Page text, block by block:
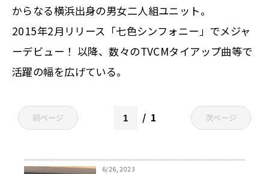
からなる横浜出身の男女二人組ユニット。
2015年2月リリース「七色シンフォニー」でメジャ
ーデビュー！ 以降、数々のTVCMタイアップ曲等で
活躍の幅を広げている。
前ページ 1 次ページ
6/26, 2023